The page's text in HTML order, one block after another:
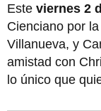
Este viernes 2
Cienciano por
Villanueva, y
amistad con
lo único que